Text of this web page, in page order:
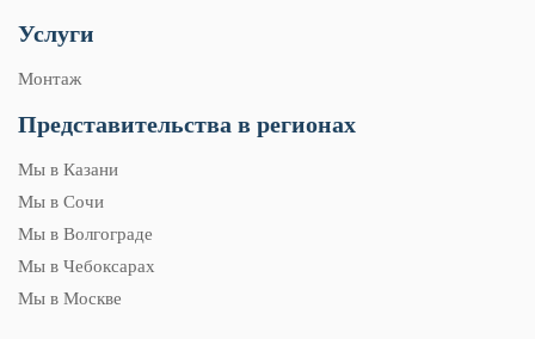
Услуги
Монтаж
Представительства в регионах
Мы в Казани
Мы в Сочи
Мы в Волгограде
Мы в Чебоксарах
Мы в Москве